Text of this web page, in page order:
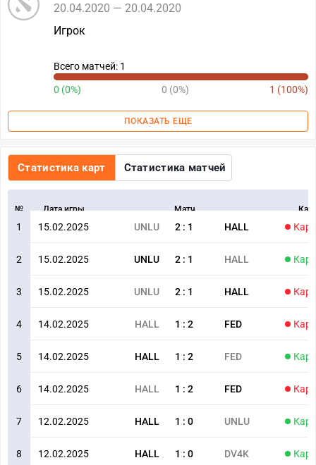
20.04.2020 — 20.04.2020
Игрок
Всего матчей: 1
0 (0%) 0 (0%) 1 (100%)
ПОКАЗАТЬ ЕЩЕ
Статистика карт Статистика матчей
№ Дата игры Матч
1 15.02.2025 UNLU HALL
2 : 1
2 15.02.2025 UNLU HALL
2 : 1
3 15.02.2025 UNLU HALL
2 : 1
4 14.02.2025 HALL FED
1 : 2
5 14.02.2025 HALL FED
1 : 2
6 14.02.2025 HALL FED
1 : 2
7 12.02.2025 HALL UNLU
1 : 0
8 12.02.2025 HALL DV4K
1 : 0